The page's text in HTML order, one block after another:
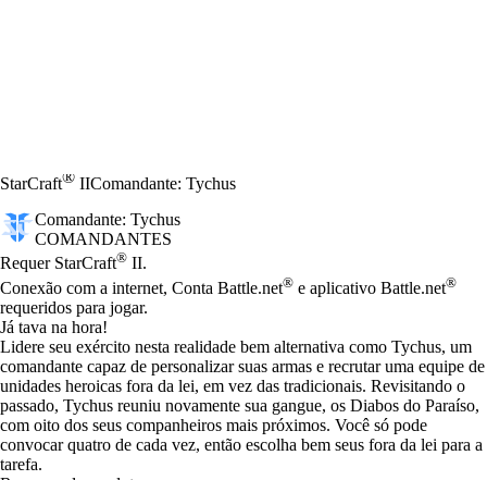
StarCraft® IIComandante: Tychus
Comandante: Tychus
COMANDANTES
Preço
Available actions
Requer StarCraft® II.
Conexão com a internet, Conta Battle.net® e aplicativo Battle.net®
requeridos para jogar.
Já tava na hora!
Lidere seu exército nesta realidade bem alternativa como Tychus, um
comandante capaz de personalizar suas armas e recrutar uma equipe de
unidades heroicas fora da lei, em vez das tradicionais. Revisitando o
passado, Tychus reuniu novamente sua gangue, os Diabos do Paraíso,
com oito dos seus companheiros mais próximos. Você só pode
convocar quatro de cada vez, então escolha bem seus fora da lei para a
tarefa.